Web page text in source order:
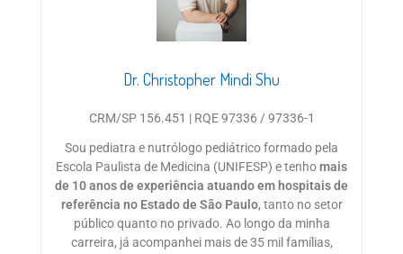
Dr. Christopher Mindi Shu
CRM/SP 156.451 | RQE 97336 / 97336-1
Sou pediatra e nutrólogo pediátrico formado pela
Escola Paulista de Medicina (UNIFESP) e tenhomais
de 10 anos de experiência atuando em hospitais de
referência no Estado de São Paulo, tanto no setor
público quanto no privado. Ao longo da minha
carreira, já acompanhei mais de 35 mil famílias,